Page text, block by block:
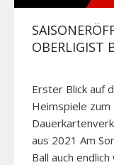
OBERLIGIST
Erster Blick auf
Heimspiele
aus 2021 Am
Ball auch